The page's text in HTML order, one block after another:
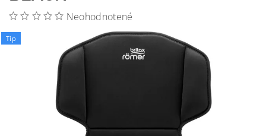
Neohodnotené
Tip